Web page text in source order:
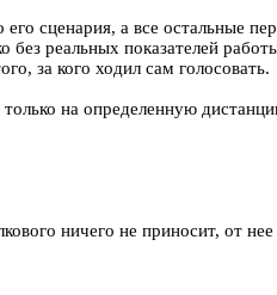
сценария, а все остальные
реальных показателей
за кого ходил сам голосовать.
на определенную
ничего не приносит, от